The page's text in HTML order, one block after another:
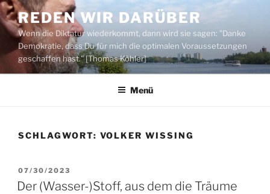
Zum
Inhalt
springen
REDEN WIR DARÜBER
Wenn die Diktatur wiederkommt, dann wird sie sagen: "Danke
Demokratie, dass Du für mich die optimalen Voraussetzungen
geschaffen hast." [Thomas Köhler]
Menü
SCHLAGWORT: VOLKER WISSING
VERÖFFENTLICHT
AM
07/30/2023
Der (Wasser-)Stoff, aus dem die Träume